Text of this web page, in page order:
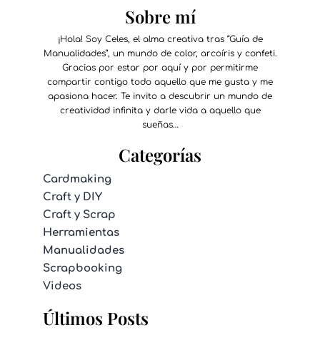
Sobre mí
¡Hola! Soy Celes, el alma creativa tras “Guía de
Manualidades”, un mundo de color, arcoíris y confeti.
Gracias por estar por aquí y por permitirme
compartir contigo todo aquello que me gusta y me
apasiona hacer. Te invito a descubrir un mundo de
creatividad infinita y darle vida a aquello que
sueñas…
Categorías
Cardmaking
Craft y DIY
Craft y Scrap
Herramientas
Manualidades
Scrapbooking
Videos
Últimos Posts